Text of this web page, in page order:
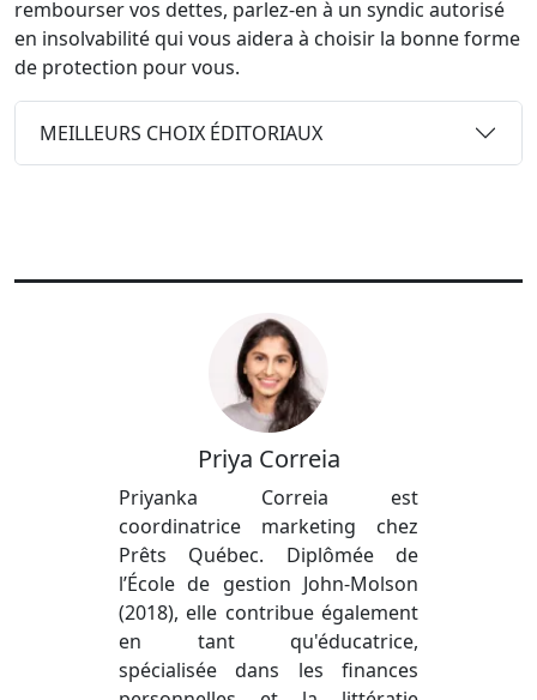
rembourser vos dettes, parlez-en à un syndic autorisé
en insolvabilité qui vous aidera à choisir la bonne forme
de protection pour vous.
MEILLEURS CHOIX ÉDITORIAUX
Priya Correia
Priyanka Correia est
coordinatrice marketing chez
Prêts Québec. Diplômée de
l’École de gestion John-Molson
(2018), elle contribue également
en tant qu'éducatrice,
spécialisée dans les finances